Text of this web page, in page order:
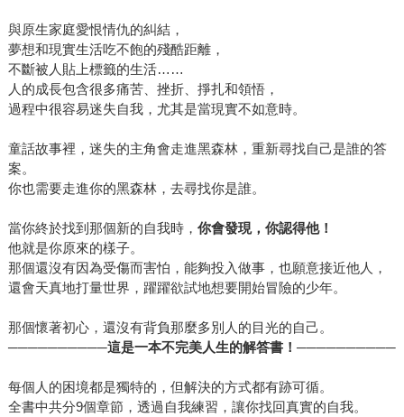
與原生家庭愛恨情仇的糾結，
夢想和現實生活吃不飽的殘酷距離，
不斷被人貼上標籤的生活……
人的成長包含很多痛苦、挫折、掙扎和領悟，
過程中很容易迷失自我，尤其是當現實不如意時。
童話故事裡，迷失的主角會走進黑森林，重新尋找自己是誰的答
案。
你也需要走進你的黑森林，去尋找你是誰。
當你終於找到那個新的自我時， 你會發現，你認得他！
他就是你原來的樣子。
那個還沒有因為受傷而害怕，能夠投入做事，也願意接近他人，
還會天真地打量世界，躍躍欲試地想要開始冒險的少年。
那個懷著初心，還沒有背負那麼多別人的目光的自己。
──────────這是一本不完美人生的解答書！ ──────────
每個人的困境都是獨特的，但解決的方式都有跡可循。
全書中共分9個章節，透過自我練習，讓你找回真實的自我。